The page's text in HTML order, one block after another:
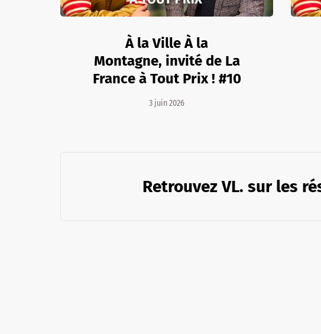
À la Ville À la
Montagne, invité de La
France à Tout Prix ! #10
3 juin 2026
Retrouvez VL. sur les